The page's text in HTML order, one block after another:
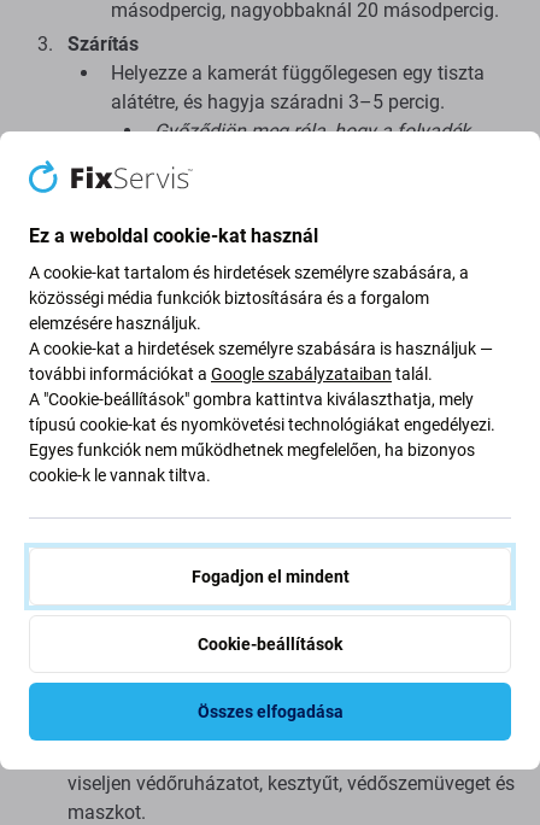
másodpercig, nagyobbaknál 20 másodpercig.
Szárítás
Helyezze a kamerát függőlegesen egy tiszta
alátétre, és hagyja száradni 3–5 percig.
Győződjön meg róla, hogy a folyadék
kezelné.
Összeszerelés
tesztelje. Kész.
Tisztítás után
20–30 kamera tisztítás után hagyja a folyadékot 10
percig lehűlni.
A folyadékot újra felhasználhatja szűrés után. Szűrje
okozta károsodást.
Fontos figyelmeztetések
edényt azonnal zárja le.
viseljen védőruházatot, kesztyűt, védőszemüveget és
maszkot.
Ez a weboldal cookie-kat használ
A cookie-kat tartalom és hirdetések személyre szabására, a
közösségi média funkciók biztosítására és a forgalom
elemzésére használjuk.
A cookie-kat a hirdetések személyre szabására is használjuk —
további információkat a Google szabályzataiban talál.
A "Cookie-beállítások" gombra kattintva kiválaszthatja, mely
típusú cookie-kat és nyomkövetési technológiákat engedélyezi.
Egyes funkciók nem működhetnek megfelelően, ha bizonyos
cookie-k le vannak tiltva.
Fogadjon el mindent
Cookie-beállítások
Összes elfogadása